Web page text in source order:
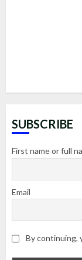
SUBSCRIBE
First name or full
Email
By continuing,